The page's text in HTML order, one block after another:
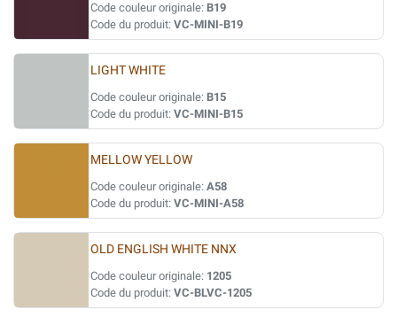
Code couleur originale: B19
Code du produit: VC-MINI-B19
LIGHT WHITE
Code couleur originale: B15
Code du produit: VC-MINI-B15
MELLOW YELLOW
Code couleur originale: A58
Code du produit: VC-MINI-A58
OLD ENGLISH WHITE NNX
Code couleur originale: 1205
Code du produit: VC-BLVC-1205